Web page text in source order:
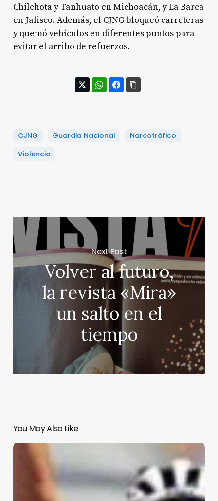
Chilchota y Tanhuato en Michoacán, y La Barca
en Jalisco. Además, el CJNG bloqueó carreteras
y quemó vehículos en diferentes puntos para
evitar el arribo de refuerzos.
CJNG Guardia Nacional
Narcotráfico
Violencia
Next Post
Volver al futuro,
la revista «Mira»
un salto en el
tiempo
You May Also Like
Isaac